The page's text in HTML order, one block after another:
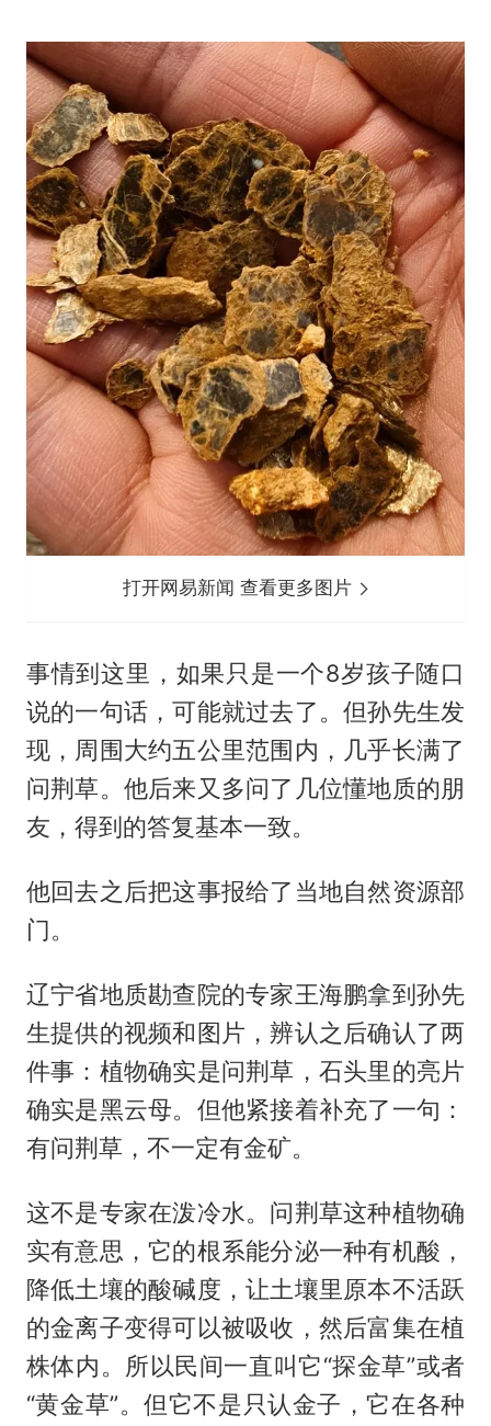
打开网易新闻 查看更多图片
事情到这里，如果只是一个8岁孩子随口
说的一句话，可能就过去了。但孙先生发
现，周围大约五公里范围内，几乎长满了
问荆草。他后来又多问了几位懂地质的朋
友，得到的答复基本一致。
他回去之后把这事报给了当地自然资源部
门。
辽宁省地质勘查院的专家王海鹏拿到孙先
生提供的视频和图片，辨认之后确认了两
件事：植物确实是问荆草，石头里的亮片
确实是黑云母。但他紧接着补充了一句：
有问荆草，不一定有金矿。
这不是专家在泼冷水。问荆草这种植物确
实有意思，它的根系能分泌一种有机酸，
降低土壤的酸碱度，让土壤里原本不活跃
的金离子变得可以被吸收，然后富集在植
株体内。所以民间一直叫它“探金草”或者
“黄金草”。但它不是只认金子，它在各种